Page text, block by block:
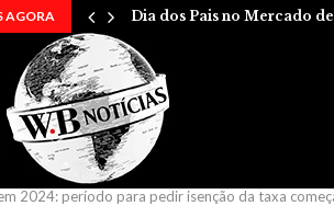
AGORA Dia dos Pais no Mercado
2024: período para pedir isenção da taxa